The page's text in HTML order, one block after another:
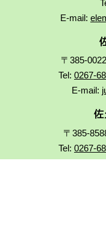
E-mail:
〒385-
Tel: 0267-
E-mail:
佐
〒385-
Tel: 0267-